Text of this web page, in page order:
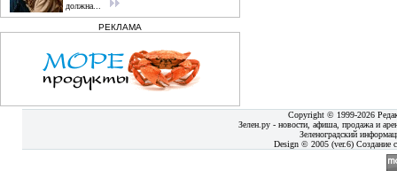
должна...
РЕКЛАМА
Copyright © 1999-2026
Зелен.ру - новости, афиша, продажа и
Зеленоградский
Design © 2005 (ver.6) Создание